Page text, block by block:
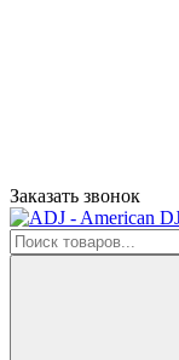
Заказать звонок